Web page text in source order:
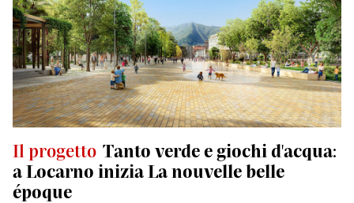
Il progetto Tanto verde e giochi d'acqua:
a Locarno inizia La nouvelle belle
époque